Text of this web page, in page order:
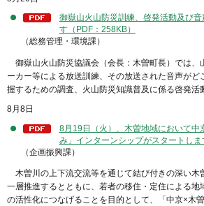
御嶽山火山防災訓練、啓発活動及び
す（PDF：258KB）
（総務管理・環境課）
御嶽山火山防災協議会（会長：木曽町長）では、
ーカー等による放送訓練、その放送された音声がど
握するための調査、火山防災知識普及に係る啓発活
8月8日
8月19日（火）、木曽地域において中
み」インターンシップがスタートしま
（企画振興課）
木曽川の上下流交流等を通じて結び付きの深い木
一層推進するとともに、若者の移住・定住による地
の活性化につなげることを目的として、「中京×木